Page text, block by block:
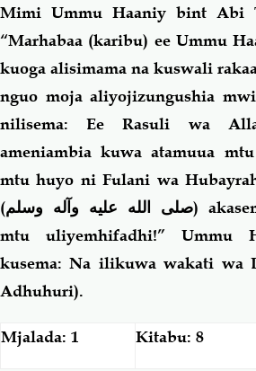
Mimi Ummu Haaniy bint Abi
“Marhabaa (karibu) ee Ummu
kuoga alisimama na kuswali
nguo moja aliyojizungushia
nilisema: Ee Rasuli wa
ameniambia kuwa atamuua
mtu huyo ni Fulani wa
(صلى الله عليه وآله وسلم)
mtu uliyemhifadhi!” Ummu
kusema: Na ilikuwa wakati wa
Adhuhuri).
Mjalada: 1 Kitabu: 8